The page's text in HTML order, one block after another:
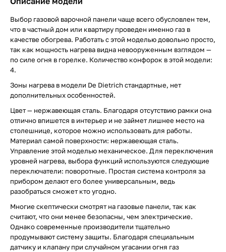
Выбор газовой варочной панели чаще всего обусловлен тем,
что в частный дом или квартиру проведен именно газ в
качестве обогрева. Работать с этой моделью довольно просто,
так как мощность нагрева видна невооруженным взглядом —
по силе огня в горелке. Количество конфорок в этой модели:
4.
Зоны нагрева в модели De Dietrich стандартные, нет
дополнительных особенностей.
Цвет — нержавеющая сталь. Благодаря отсутствию рамки она
отлично впишется в интерьер и не займет лишнее место на
столешнице, которое можно использовать для работы.
Материал самой поверхности: нержавеющая сталь.
Управление этой моделью механическое. Для переключения
уровней нагрева, выбора функций используются следующие
переключатели: поворотные. Простая система контроля за
прибором делают его более универсальным, ведь
разобраться сможет кто угодно.
Многие скептически смотрят на газовые панели, так как
считают, что они менее безопасны, чем электрические.
Однако современные производители тщательно
продумывают систему защиты. Благодаря специальным
датчику и клапану при случайном угасании огня газ